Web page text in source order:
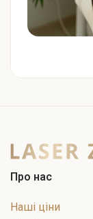
Про нас
Наші ціни